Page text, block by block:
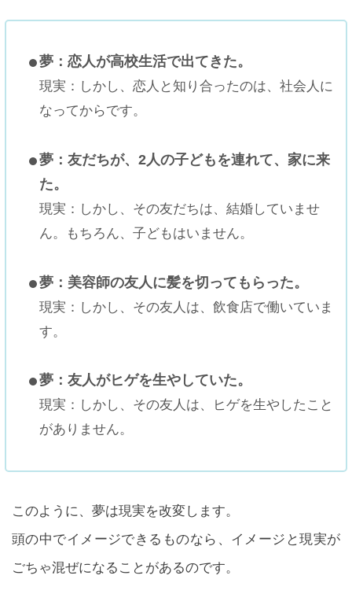
夢：恋人が高校生活で出てきた。
現実：しかし、恋人と知り合ったのは、社会人に
なってからです。
夢：友だちが、2人の子どもを連れて、家に来
た。
現実：しかし、その友だちは、結婚していませ
ん。もちろん、子どもはいません。
夢：美容師の友人に髪を切ってもらった。
現実：しかし、その友人は、飲食店で働いていま
す。
夢：友人がヒゲを生やしていた。
現実：しかし、その友人は、ヒゲを生やしたこと
がありません。
このように、夢は現実を改変します。
頭の中でイメージできるものなら、イメージと現実が
ごちゃ混ぜになることがあるのです。